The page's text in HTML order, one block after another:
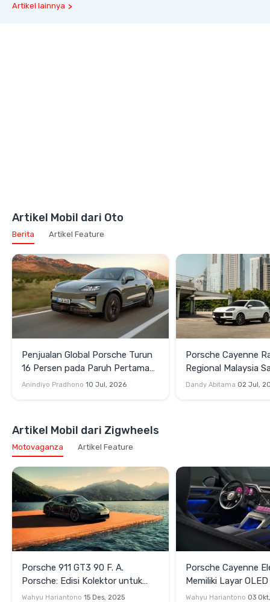
Artikel lainnya
Artikel Mobil dari Oto
Berita Artikel Feature
Penjualan Global Porsche Turun
16 Persen pada Paruh Pertama
2026, Porsche 911 Justru
Anindiyo Pradhono 10 Jul, 2026
Porsche Cayenne
Regional Malaysia
Penggemar di
Dandy Abitama 02 Jul,
Artikel Mobil dari Zigwheels
Motovaganza Artikel Feature
Porsche 911 GT3 90 F. A.
Porsche: Edisi Kolektor untuk
Merayakan 90 Tahun F. A.
Wahyu Hariantono 15 Des, 2025
Porsche Cayenne
Memiliki Layar
Wahyu Hariantono 03